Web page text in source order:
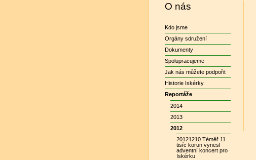
O nás
Kdo jsme
Orgány sdružení
Dokumenty
Spolupracujeme
Jak nás můžete podpořit
Historie Iskérky
Reportáže
2014
2013
2012
20121210 Téměř 11
tisíc korun vynesl
adventní koncert pro
Iskérku